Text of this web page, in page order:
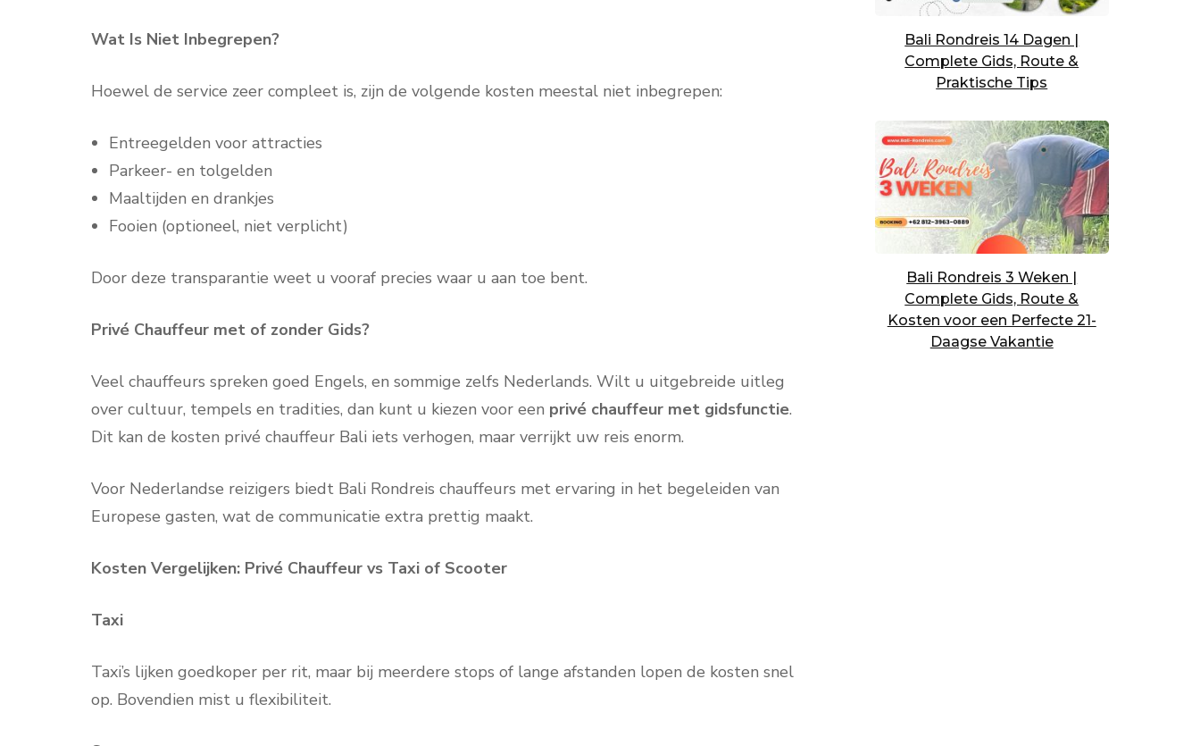
Wat Is Niet Inbegrepen?
Hoewel de service zeer compleet is, zijn de volgende kosten meestal niet inbegrepen:
Entreegelden voor attracties
Parkeer- en tolgelden
Maaltijden en drankjes
Fooien (optioneel, niet verplicht)
Door deze transparantie weet u vooraf precies waar u aan toe bent.
Privé Chauffeur met of zonder Gids?
Veel chauffeurs spreken goed Engels, en sommige zelfs Nederlands. Wilt u uitgebreide uitleg
over cultuur, tempels en tradities, dan kunt u kiezen voor een privé chauffeur met gidsfunctie.
Dit kan de kosten privé chauffeur Bali iets verhogen, maar verrijkt uw reis enorm.
Voor Nederlandse reizigers biedt Bali Rondreis chauffeurs met ervaring in het begeleiden van
Europese gasten, wat de communicatie extra prettig maakt.
Kosten Vergelijken: Privé Chauffeur vs Taxi of Scooter
Taxi
Taxi’s lijken goedkoper per rit, maar bij meerdere stops of lange afstanden lopen de kosten snel
op. Bovendien mist u flexibiliteit.
Bali Rondreis 14 Dagen |
Complete Gids, Route &
Praktische Tips
Bali Rondreis 3 Weken |
Complete Gids, Route &
Kosten voor een Perfecte 21-
Daagse Vakantie